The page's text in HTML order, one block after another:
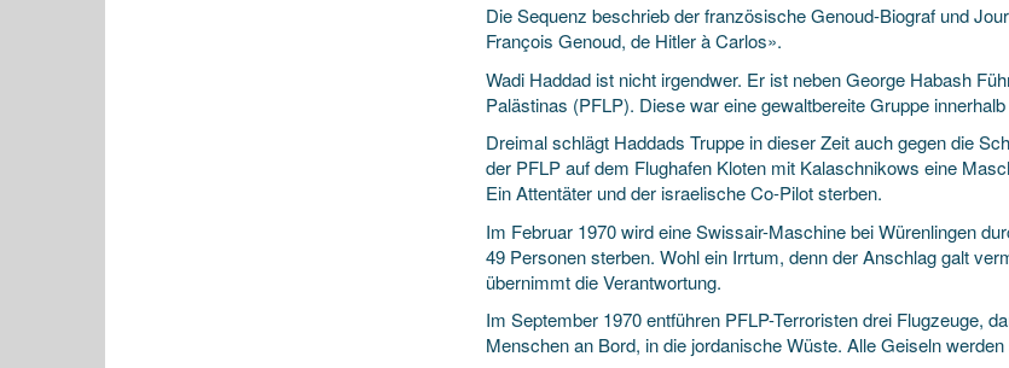
Die Sequenz beschrieb der französische Genoud-Biograf und
François Genoud, de Hitler à Carlos».
Wadi Haddad ist nicht irgendwer. Er ist neben George Habash
Palästinas (PFLP). Diese war eine gewaltbereite Gruppe
Dreimal schlägt Haddads Truppe in dieser Zeit auch gegen die
der PFLP auf dem Flughafen Kloten mit Kalaschnikows eine
Ein Attentäter und der israelische Co-Pilot sterben.
Im Februar 1970 wird eine Swissair-Maschine bei Würenlingen
49 Personen sterben. Wohl ein Irrtum, denn der Anschlag galt
übernimmt die Verantwortung.
Im September 1970 entführen PFLP-Terroristen drei Flugzeuge,
Menschen an Bord, in die jordanische Wüste. Alle Geiseln